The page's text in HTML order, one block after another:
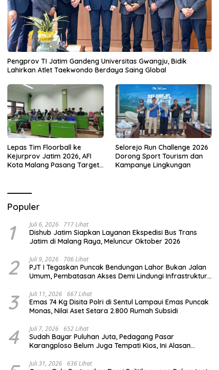
Pengprov TI Jatim Gandeng Universitas Gwangju, Bidik
Lahirkan Atlet Taekwondo Berdaya Saing Global
Lepas Tim Floorball ke
Kejurprov Jatim 2026, AFI
Kota Malang Pasang Target
Selorejo Run Challenge 2026
Dorong Sport Tourism dan
Kampanye Lingkungan
Populer
1 Juli 6, 2026 717 Lihat
Dishub Jatim Siapkan Layanan Ekspedisi Bus Trans
Jatim di Malang Raya, Meluncur Oktober 2026
2 Juli 9, 2026 706 Lihat
PJT I Tegaskan Puncak Bendungan Lahor Bukan Jalan
Umum, Pembatasan Akses Demi Lindungi Infrastruktur
3 Juli 11, 2026 667 Lihat
Emas 74 Kg Disita Polri di Sentul Lampaui Emas Puncak
Monas, Nilai Aset Setara 2.800 Rumah Subsidi
4 Juli 7, 2026 652 Lihat
Sudah Bayar Puluhan Juta, Pedagang Pasar
Karangploso Belum Juga Tempati Kios, Ini Alasan
Juli 31, 2026 636 Lihat